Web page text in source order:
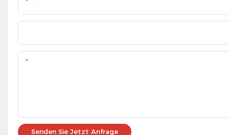
Senden Sie Jetzt Anfrage